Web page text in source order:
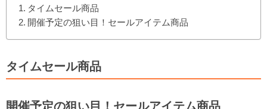
タイムセール商品
開催予定の狙い目！セールアイテム商品
タイムセール商品
開催予定の狙い目！セールアイテム商品